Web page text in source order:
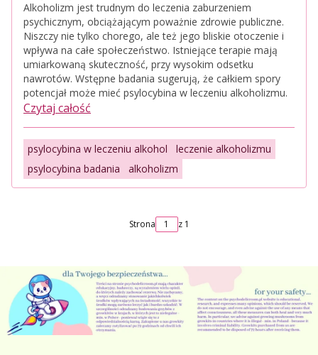
Alkoholizm jest trudnym do leczenia zaburzeniem
psychicznym, obciążającym poważnie zdrowie publiczne.
Niszczy nie tylko chorego, ale też jego bliskie otoczenie i
wpływa na całe społeczeństwo. Istniejące terapie mają
umiarkowaną skuteczność, przy wysokim odsetku
nawrotów. Wstępne badania sugerują, że całkiem spory
potencjał może mieć psylocybina w leczeniu alkoholizmu.
Czytaj całość
psylocybina w leczeniu alkohol
leczenie alkoholizmu
psylocybina badania
alkoholizm
Strona z 1